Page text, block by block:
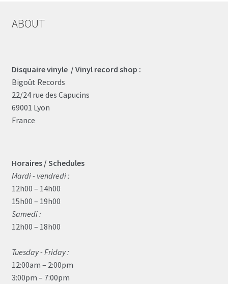
ABOUT
Disquaire vinyle / Vinyl record shop :
Bigoût Records
22/24 rue des Capucins
69001 Lyon
France
Horaires / Schedules
Mardi - vendredi :
12h00 – 14h00
15h00 – 19h00
Samedi :
12h00 – 18h00
Tuesday - Friday :
12:00am – 2:00pm
3:00pm – 7:00pm